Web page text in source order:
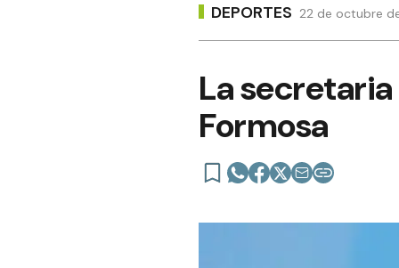
DEPORTES 22 de octubre
La
Formosa